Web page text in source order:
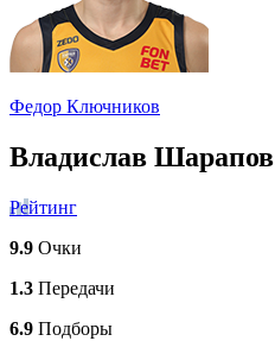
Федор Ключников
Владислав Шарапов
Рейтинг
9.9 Очки
1.3 Передачи
6.9 Подборы